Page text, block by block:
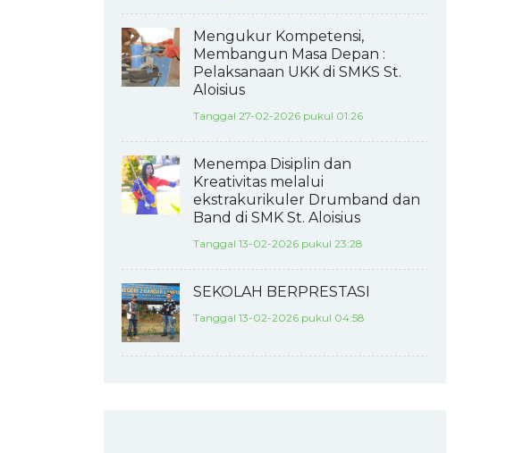
Mengukur Kompetensi,
Membangun Masa Depan :
Pelaksanaan UKK di SMKS St.
Aloisius
Tanggal 27-02-2026 pukul 01:26
Menempa Disiplin dan
Kreativitas melalui
ekstrakurikuler Drumband dan
Band di SMK St. Aloisius
Tanggal 13-02-2026 pukul 23:28
SEKOLAH BERPRESTASI
Tanggal 13-02-2026 pukul 04:58